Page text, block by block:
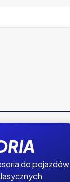
do pojazdów